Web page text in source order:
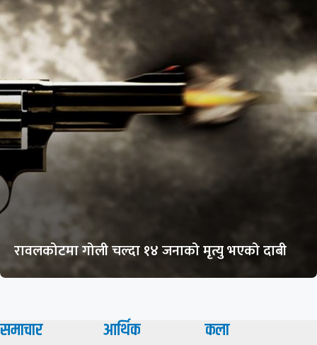
रावलकोटमा गोली चल्दा १४ जनाको मृत्यु भएको दाबी
समाचार आर्थिक कला